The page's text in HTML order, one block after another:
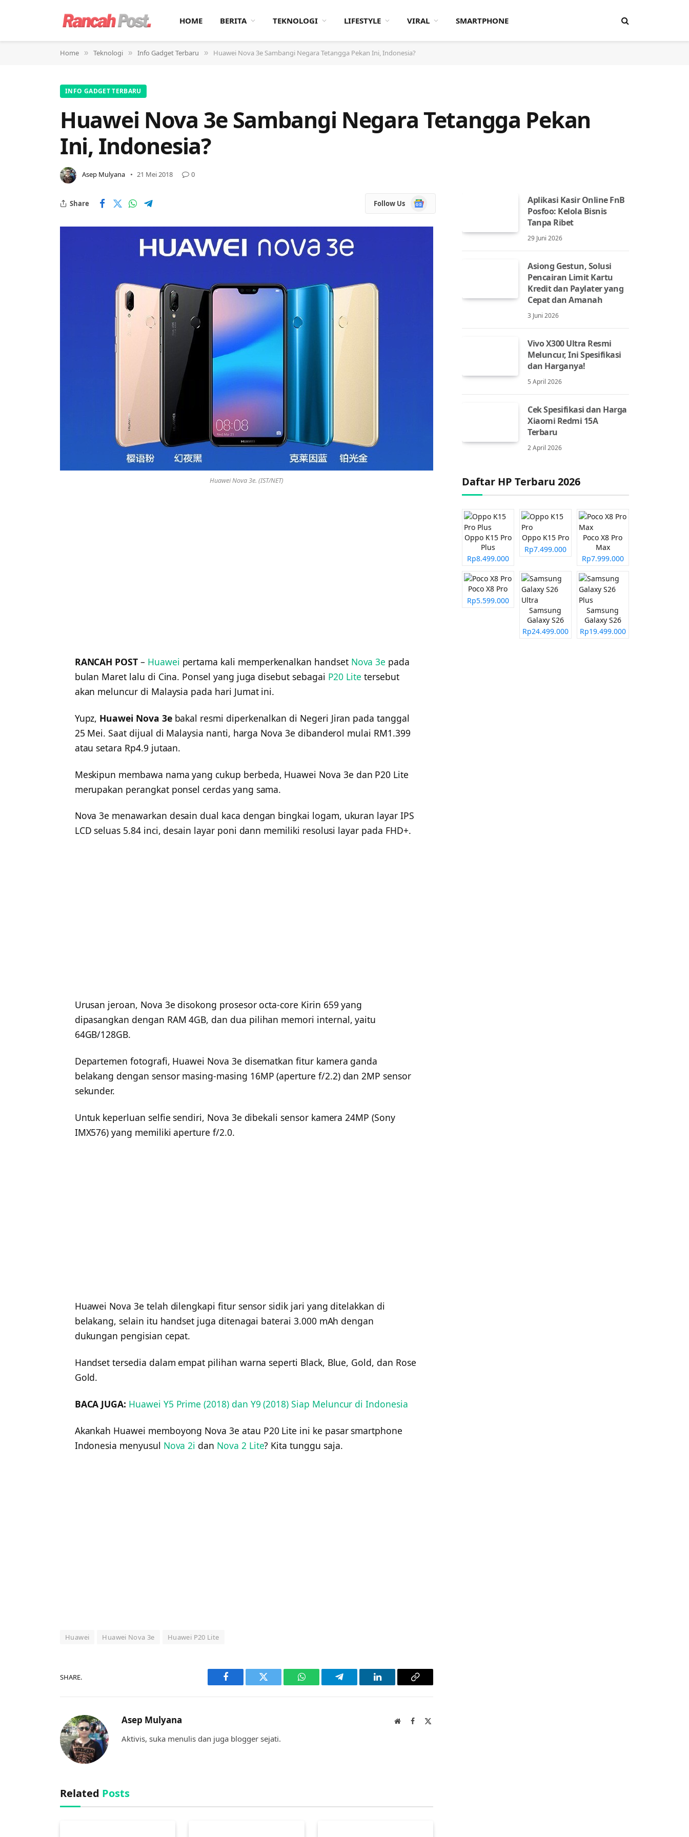
HOME BERITA TEKNOLOGI LIFESTYLE VIRAL SMARTPHONE
Home » Teknologi » Info Gadget Terbaru » Huawei Nova 3e Sambangi Negara Tetangga Pekan Ini, Indonesia?
INFO GADGET TERBARU
Huawei Nova 3e Sambangi Negara Tetangga Pekan
Ini, Indonesia?
Asep Mulyana 21 Mei 2018 0
Share Follow Us
Google
News
Huawei Nova 3e. (IST/NET)
RANCAH POST – Huawei pertama kali memperkenalkan handset Nova 3e pada
bulan Maret lalu di Cina. Ponsel yang juga disebut sebagai P20 Lite tersebut
akan meluncur di Malaysia pada hari Jumat ini.
Yupz, Huawei Nova 3ebakal resmi diperkenalkan di Negeri Jiran pada tanggal
25 Mei. Saat dijual di Malaysia nanti, harga Nova 3e dibanderol mulai RM1.399
atau setara Rp4.9 jutaan.
Meskipun membawa nama yang cukup berbeda, Huawei Nova 3e dan P20 Lite
merupakan perangkat ponsel cerdas yang sama.
Nova 3e menawarkan desain dual kaca dengan bingkai logam, ukuran layar IPS
LCD seluas 5.84 inci, desain layar poni dann memiliki resolusi layar pada FHD+.
Urusan jeroan, Nova 3e disokong prosesor octa-core Kirin 659 yang
dipasangkan dengan RAM 4GB, dan dua pilihan memori internal, yaitu
64GB/128GB.
Departemen fotografi, Huawei Nova 3e disematkan fitur kamera ganda
belakang dengan sensor masing-masing 16MP (aperture f/2.2) dan 2MP sensor
sekunder.
Untuk keperluan selfie sendiri, Nova 3e dibekali sensor kamera 24MP (Sony
IMX576) yang memiliki aperture f/2.0.
Huawei Nova 3e telah dilengkapi fitur sensor sidik jari yang ditelakkan di
belakang, selain itu handset juga ditenagai baterai 3.000 mAh dengan
dukungan pengisian cepat.
Handset tersedia dalam empat pilihan warna seperti Black, Blue, Gold, dan Rose
Gold.
BACA JUGA: Huawei Y5 Prime (2018) dan Y9 (2018) Siap Meluncur di Indonesia
Akankah Huawei memboyong Nova 3e atau P20 Lite ini ke pasar smartphone
Indonesia menyusul Nova 2i dan Nova 2 Lite? Kita tunggu saja.
Huawei Huawei Nova 3e Huawei P20 Lite
SHARE.
Facebook Twitter WhatsAppTelegram LinkedIn Copy
Asep Mulyana WebsiteFacebook
Aktivis, suka menulis dan juga blogger sejati.
Related Posts
Aplikasi Kasir Online FnB
Posfoo: Kelola Bisnis
Tanpa Ribet
29 Juni 2026
Asiong Gestun, Solusi
Pencairan Limit Kartu
Kredit dan Paylater yang
Cepat dan Amanah
3 Juni 2026
Vivo X300 Ultra Resmi
Meluncur, Ini Spesifikasi
dan Harganya!
5 April 2026
Cek Spesifikasi dan Harga
Xiaomi Redmi 15A
Terbaru
2 April 2026
Daftar HP Terbaru 2026
Oppo K15 Pro
Plus
Rp8.499.000
Oppo K15 Pro
Rp7.499.000
Poco X8 Pro
Max
Rp7.999.000
Poco X8 Pro
Rp5.599.000
Samsung
Galaxy S26
Ultra
Rp24.499.000
Samsung
Galaxy S26
Plus
Rp19.499.000